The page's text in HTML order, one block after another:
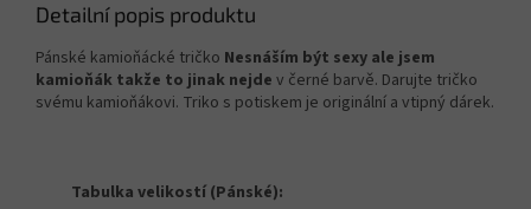
Detailní popis produktu
Pánské kamioňácké tričko Nesnáším být sexy ale jsem
kamioňák takže to jinak nejde v černé barvě. Darujte tričko
svému kamioňákovi. Triko s potiskem je originální a vtipný dárek.
Tabulka velikostí (Pánské):